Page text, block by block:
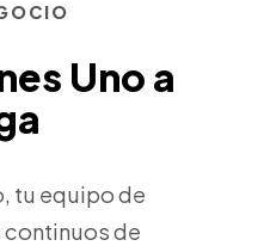
Uno a
tu equipo de
de